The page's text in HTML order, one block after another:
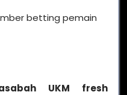
betting pemain
UKM fresh